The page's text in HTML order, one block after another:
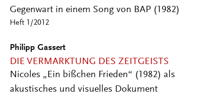
Gegenwart in einem Song von BAP (1982)
Heft 1/2012
Philipp Gassert
DIE VERMARKTUNG DES ZEITGEISTS
Nicoles „Ein bißchen Frieden“ (1982) als
akustisches und visuelles Dokument